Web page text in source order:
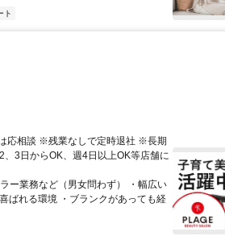
ト
応相談 ※残業なしで定時退社 ※長期
3日からOK、週4日以上OK等店舗に
ー業務など（男女問わず） ・幅広い
ばれる環境 ・ブランクがあっても経